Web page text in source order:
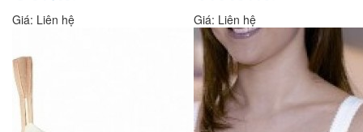
Giá: Liên hệ Giá: Liên hệ